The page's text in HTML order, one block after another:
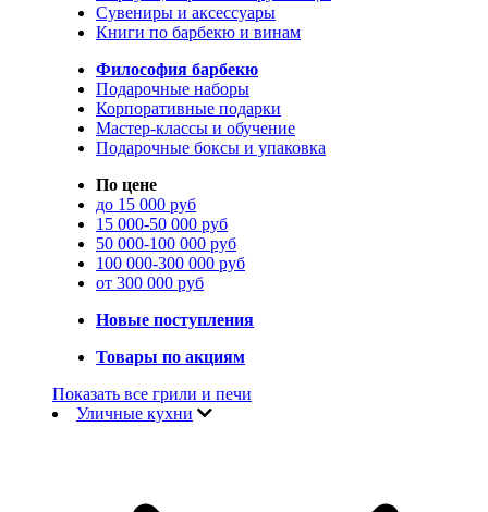
Сувениры и аксессуары
Книги по барбекю и винам
Философия барбекю
Подарочные наборы
Корпоративные подарки
Мастер-классы и обучение
Подарочные боксы и упаковка
По цене
до 15 000 руб
15 000-50 000 руб
50 000-100 000 руб
100 000-300 000 руб
от 300 000 руб
Новые поступления
Товары по акциям
Показать все грили и печи
Уличные кухни